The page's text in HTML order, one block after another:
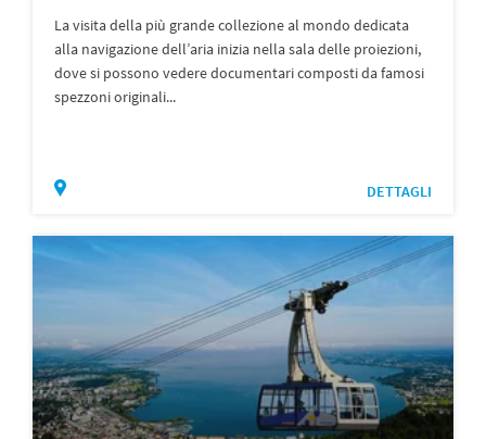
La visita della più grande collezione al mondo dedicata
alla navigazione dell’aria inizia nella sala delle proiezioni,
dove si possono vedere documentari composti da famosi
spezzoni originali...
DETTAGLI